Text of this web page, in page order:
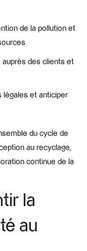
de la pollution et
auprès des clients et
légales et anticiper
du cycle de
au recyclage,
continue de la
la
au